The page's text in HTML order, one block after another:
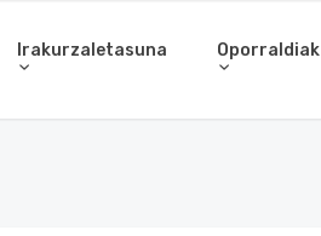
Irakurzaletasuna Oporraldiak